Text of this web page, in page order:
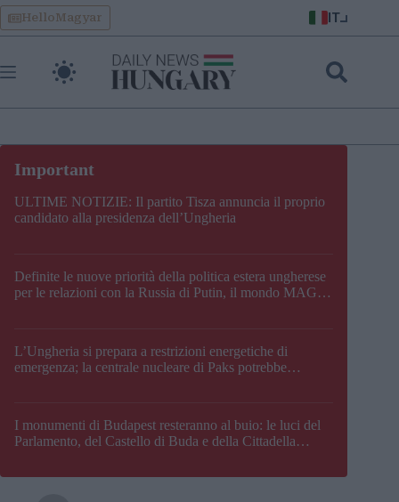
Skip
to
content
HelloMagyar IT
ULTIME NOTIZIE: Il partito Tisza annuncia il proprio
candidato alla presidenza dell’Ungheria
Definite le nuove priorità della politica estera ungherese
per le relazioni con la Russia di Putin, il mondo MAGA,
L’Ungheria si prepara a restrizioni energetiche di
emergenza; la centrale nucleare di Paks potrebbe
I monumenti di Budapest resteranno al buio: le luci del
Parlamento, del Castello di Buda e della Cittadella